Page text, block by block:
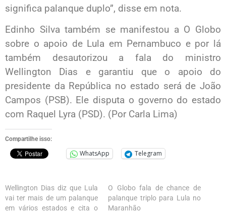
significa palanque duplo”, disse em nota.
Edinho Silva também se manifestou a O Globo
sobre o apoio de Lula em Pernambuco e por lá
também desautorizou a fala do ministro
Wellington Dias e garantiu que o apoio do
presidente da República no estado será de João
Campos (PSB). Ele disputa o governo do estado
com Raquel Lyra (PSD). (Por Carla Lima)
Compartilhe isso:
WhatsApp Telegram
Wellington Dias diz que Lula
vai ter mais de um palanque
em vários estados e cita o
O Globo fala de chance de
palanque triplo para Lula no
Maranhão